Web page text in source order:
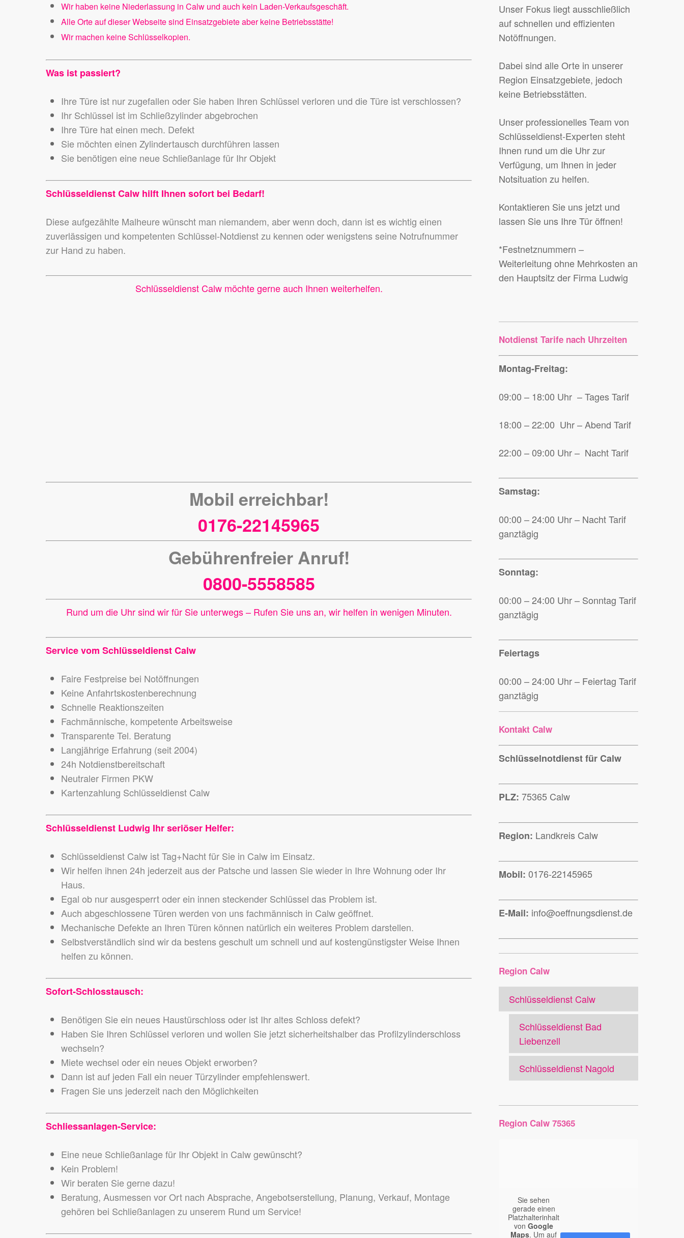
Wir haben keine Niederlassung in Calw und auch kein Laden-Verkaufsgeschäft.
Alle Orte auf dieser Webseite sind Einsatzgebiete aber keine Betriebsstätte!
Wir machen keine Schlüsselkopien.
Was ist passiert?
Ihre Türe ist nur zugefallen oder Sie haben Ihren Schlüssel verloren und die Türe ist verschlossen?
Ihr Schlüssel ist im Schließzylinder abgebrochen
Ihre Türe hat einen mech. Defekt
Sie möchten einen Zylindertausch durchführen lassen
Sie benötigen eine neue Schließanlage für Ihr Objekt
Schlüsseldienst Calw hilft Ihnen sofort bei Bedarf!
Diese aufgezählte Malheure wünscht man niemandem, aber wenn doch, dann ist es wichtig einen
zuverlässigen und kompetenten Schlüssel-Notdienst zu kennen oder wenigstens seine Notrufnummer
zur Hand zu haben.
Schlüsseldienst Calw möchte gerne auch Ihnen weiterhelfen.
Mobil erreichbar!
0176-22145965
Gebührenfreier Anruf!
0800-5558585
Rund um die Uhr sind wir für Sie unterwegs – Rufen Sie uns an, wir helfen in wenigen Minuten.
Service vom Schlüsseldienst Calw
Faire Festpreise bei Notöffnungen
Keine Anfahrtskostenberechnung
Schnelle Reaktionszeiten
Fachmännische, kompetente Arbeitsweise
Transparente Tel. Beratung
Langjährige Erfahrung (seit 2004)
24h Notdienstbereitschaft
Neutraler Firmen PKW
Kartenzahlung Schlüsseldienst Calw
Schlüsseldienst Ludwig Ihr seriöser Helfer:
Schlüsseldienst Calw ist Tag+Nacht für Sie in Calw im Einsatz.
Wir helfen ihnen 24h jederzeit aus der Patsche und lassen Sie wieder in Ihre Wohnung oder Ihr
Haus.
Egal ob nur ausgesperrt oder ein innen steckender Schlüssel das Problem ist.
Auch abgeschlossene Türen werden von uns fachmännisch in Calw geöffnet.
Mechanische Defekte an Ihren Türen können natürlich ein weiteres Problem darstellen.
Selbstverständlich sind wir da bestens geschult um schnell und auf kostengünstigster Weise Ihnen
helfen zu können.
Sofort-Schlosstausch:
Benötigen Sie ein neues Haustürschloss oder ist Ihr altes Schloss defekt?
Haben Sie Ihren Schlüssel verloren und wollen Sie jetzt sicherheitshalber das Profilzylinderschloss
wechseln?
Miete wechsel oder ein neues Objekt erworben?
Dann ist auf jeden Fall ein neuer Türzylinder empfehlenswert.
Fragen Sie uns jederzeit nach den Möglichkeiten
Schliessanlagen-Service:
Eine neue Schließanlage für Ihr Objekt in Calw gewünscht?
Kein Problem!
Wir beraten Sie gerne dazu!
Beratung, Ausmessen vor Ort nach Absprache, Angebotserstellung, Planung, Verkauf, Montage
gehören bei Schließanlagen zu unserem Rund um Service!
Unser Fokus liegt ausschließlich
auf schnellen und effizienten
Notöffnungen.
Dabei sind alle Orte in unserer
Region Einsatzgebiete, jedoch
keine Betriebsstätten.
Unser professionelles Team von
Schlüsseldienst-Experten steht
Ihnen rund um die Uhr zur
Verfügung, um Ihnen in jeder
Notsituation zu helfen.
Kontaktieren Sie uns jetzt und
lassen Sie uns Ihre Tür öffnen!
*Festnetznummern –
Weiterleitung ohne Mehrkosten an
den Hauptsitz der Firma Ludwig
Notdienst Tarife nach Uhrzeiten
Montag-Freitag:
09:00 – 18:00 Uhr – Tages Tarif
18:00 – 22:00 Uhr – Abend Tarif
22:00 – 09:00 Uhr – Nacht Tarif
Samstag:
00:00 – 24:00 Uhr – Nacht Tarif
ganztägig
Sonntag:
00:00 – 24:00 Uhr – Sonntag Tarif
ganztägig
Feiertags
00:00 – 24:00 Uhr – Feiertag Tarif
ganztägig
Kontakt Calw
Schlüsselnotdienst für Calw
PLZ: 75365 Calw
Region: Landkreis Calw
Mobil: 0176-22145965
E-Mail: info@oeffnungsdienst.de
Region Calw
Schlüsseldienst Calw
Schlüsseldienst Bad
Liebenzell
Schlüsseldienst Nagold
Region Calw 75365
Sie sehen
gerade einen
Platzhalterinhalt
vonGoogle
Maps. Um auf